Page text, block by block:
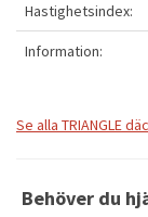
Hastighetsindex:
Information:
Se alla TRIANGLE
Behöver du